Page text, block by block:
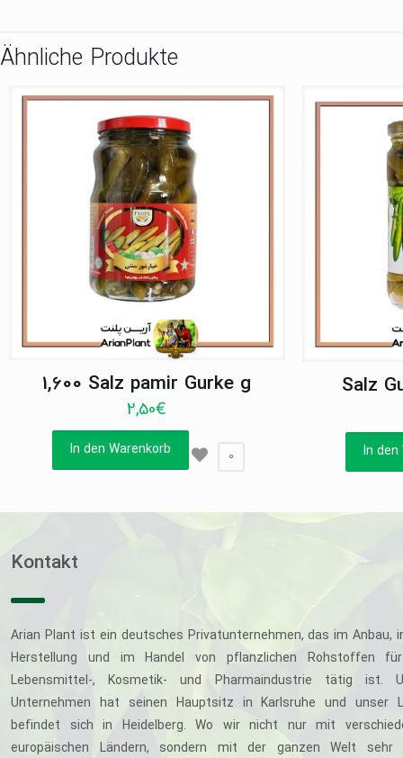
Ähnliche Produkte
1,600 Salz pamir Gurke g
2,50€
In den Warenkorb 0
Salz
In den
Kontakt
Arian Plant ist ein deutsches Privatunternehmen, das im Anbau,
Herstellung und im Handel von pflanzlichen Rohstoffen
Lebensmittel-, Kosmetik- und Pharmaindustrie tätig ist.
Unternehmen hat seinen Hauptsitz in Karlsruhe und unser
befindet sich in Heidelberg. Wo wir nicht nur mit
europäischen Ländern, sondern mit der ganzen Welt sehr